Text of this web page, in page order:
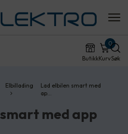
ButikkKurv
0
Søk
Elbillading
Lad elbilen smart med
ap…
med app